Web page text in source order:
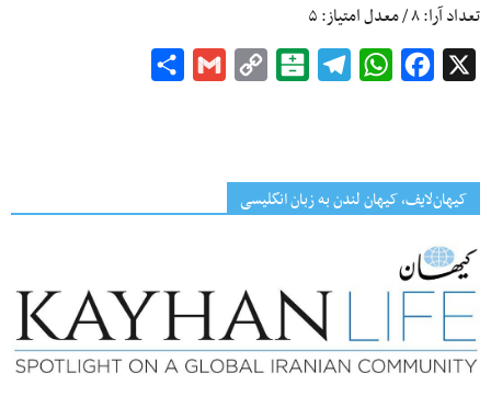
تعداد آرا:۸/ معدل امتیاز:۵
Facebook
WhatsApp
Telegram
Balatarin
Copy
Gmail
کیهان‌لایف، کیهان لندن به زبان انگلیسی